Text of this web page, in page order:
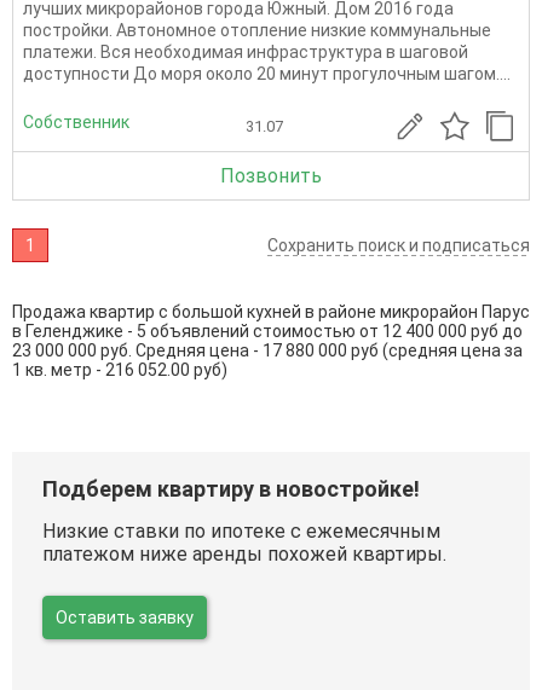
лучших микрорайонов города Южный. Дом 2016 года
постройки. Автономное отопление низкие коммунальные
платежи. Вся необходимая инфраструктура в шаговой
доступности До моря около 20 минут прогулочным шагом....
Собственник 31.07
Позвонить
1 Сохранить поиск и подписаться
Продажа квартир с большой кухней в районе микрорайон Парус
в Геленджике - 5 объявлений стоимостью от 12 400 000 руб до
23 000 000 руб. Средняя цена - 17 880 000 руб (средняя цена за
1 кв. метр - 216 052.00 руб)
Подберем квартиру в новостройке!
Низкие ставки по ипотеке с ежемесячным
платежом ниже аренды похожей квартиры.
Оставить заявку